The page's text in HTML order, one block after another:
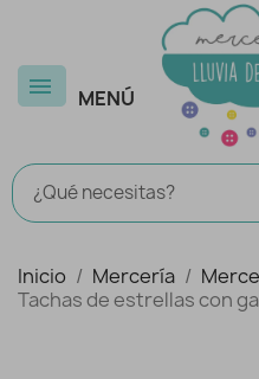
MENÚ
Inicio Mercería
Tachas de estrellas con